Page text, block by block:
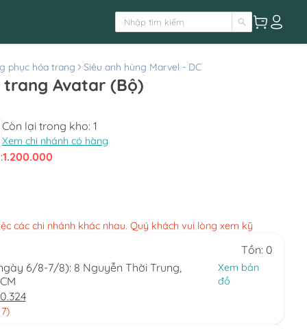
phục hóa trang Siêu anh hùng Marvel - DC
Avatar (Bộ)
Còn lại trong kho: 1
Xem chi nhánh có hàng
1.200.000
các chi nhánh khác nhau. Quý khách vui lòng xem kỹ
Tồn: 0
6/8-7/8): 8 Nguyễn Thời Trung,
Xem bản
đồ